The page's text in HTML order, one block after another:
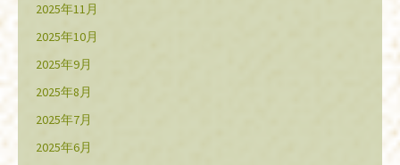
2025年11月
2025年10月
2025年9月
2025年8月
2025年7月
2025年6月